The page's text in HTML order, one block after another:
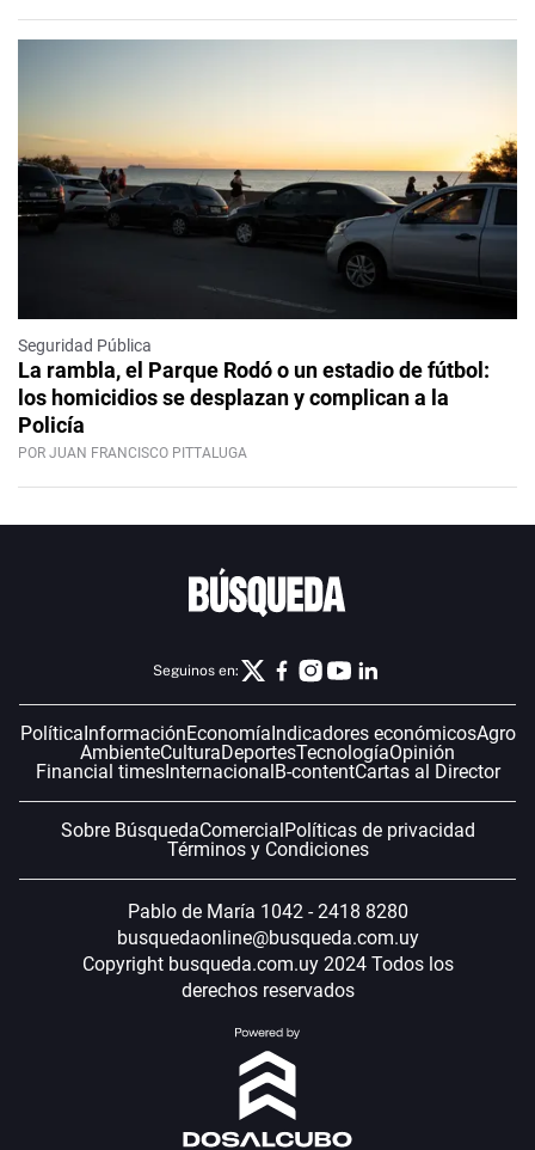
Seguridad Pública
La rambla, el Parque Rodó o un estadio de fútbol:
los homicidios se desplazan y complican a la
Policía
POR JUAN FRANCISCO PITTALUGA
Seguinos en:
Política InformaciónEconomía Indicadores económicosAgro
AmbienteCulturaDeportesTecnologíaOpinión
Financial timesInternacional B-contentCartas al Director
Sobre BúsquedaComercial Políticas de privacidad
Términos y Condiciones
Pablo de María 1042 - 2418 8280
busquedaonline@busqueda.com.uy
Copyright busqueda.com.uy 2024 Todos los
derechos reservados